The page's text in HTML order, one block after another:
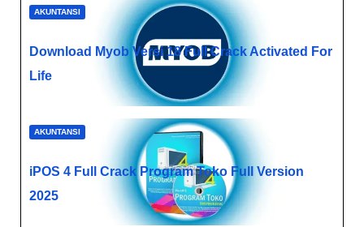
AKUNTANSI
Download Myob Versi 18 Full Crack​ Activated For
Life
AKUNTANSI
iPOS 4 Full Crack​ Program Toko Full Version
2025